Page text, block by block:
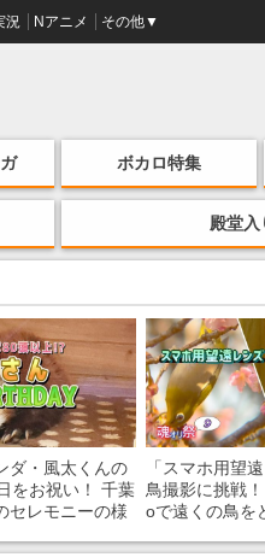
況 Nアニメ その他▼
ボカロ特集
殿堂入
ダ・風太くんの
をお祝い！ 千葉
セレモニーの様
「スマホ用望
鳥撮影に挑戦
oで遠くの鳥を